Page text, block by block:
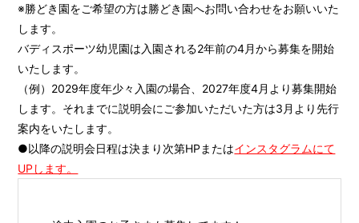
※勝どき園をご希望の方は勝どき園へお問い合わせをお願いいた
します。
バディスポーツ幼児園は入園される2年前の4月から募集を開始
いたします。
（例）2029年度年少々入園の場合、2027年度4月より募集開始
します。それまでに説明会にご参加いただいた方は3月より先行
案内をいたします。
●以降の説明会日程は決まり次第HPまたはインスタグラムにて
UPします。